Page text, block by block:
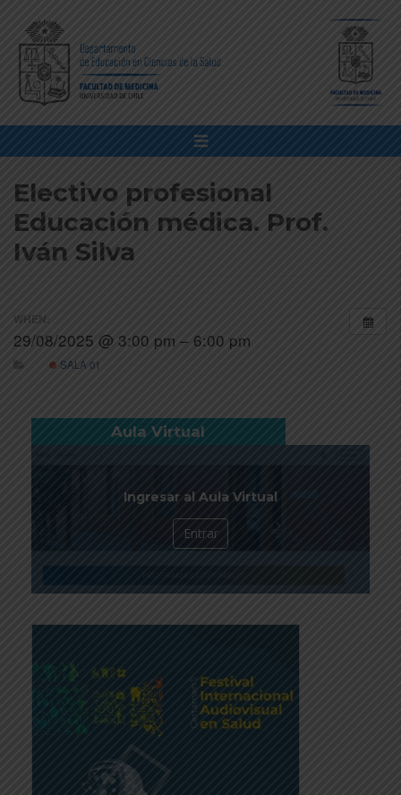
Electivo profesional
Educación médica. Prof.
Iván Silva
WHEN:
29/08/2025 @ 3:00 pm – 6:00 pm
SALA 01
Aula Virtual
Ingresar al Aula Virtual
Entrar